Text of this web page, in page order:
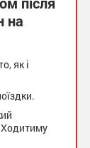
на
як і